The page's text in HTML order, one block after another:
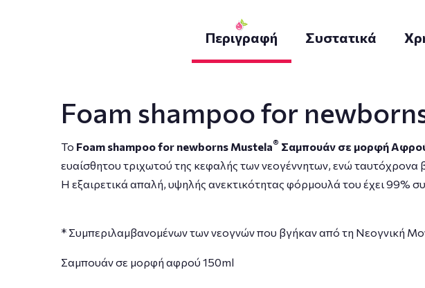
Περιγραφή Συστατικά
Foam shampoo for
Το Foam shampoo for newborns Mustela® Σαμπουάν σε μορφή Αφρού
ευαίσθητου τριχωτού της κεφαλής των νεογέννητων, ενώ ταυτόχρονα
Η εξαιρετικά απαλή, υψηλής ανεκτικότητας φόρμουλά του έχει 99%
* Συμπεριλαμβανομένων των νεογνών που βγήκαν από τη Νεογνική
Σαμπουάν σε μορφή αφρού 150ml